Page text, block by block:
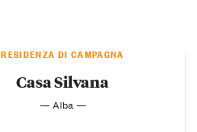
RESIDENZA DI CAMPAGNA
Casa Silvana
— Alba —